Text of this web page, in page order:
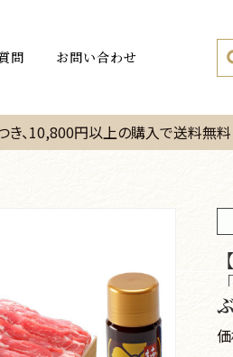
問 お問い合わせ
き、10,800円以上の購入で送料無料